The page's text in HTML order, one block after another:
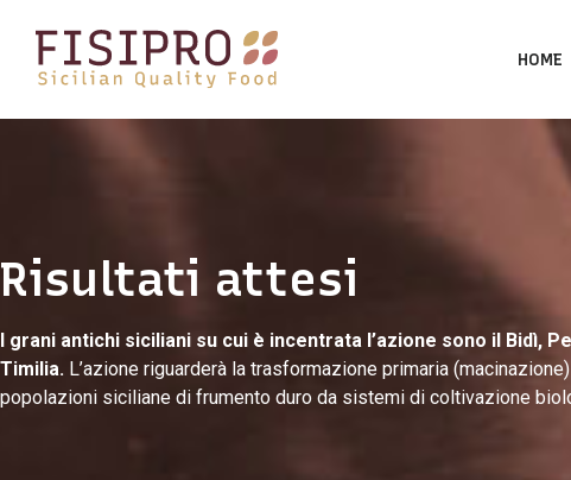
HOME
Risultati attesi
I grani antichi siciliani su cui è incentrata l’azione sono il Bidì,
Timilia. L’azione riguarderà la trasformazione primaria
popolazioni siciliane di frumento duro da sistemi di coltivazione